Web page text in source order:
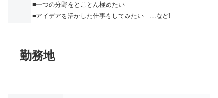
■一つの分野をとことん極めたい
■アイデアを活かした仕事をしてみたい …など!
勤務地